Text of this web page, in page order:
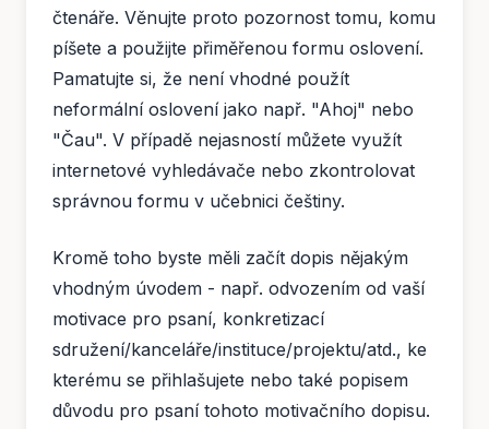
čtenáře. Věnujte proto pozornost tomu, komu
píšete a použijte přiměřenou formu oslovení.
Pamatujte si, že není vhodné použít
neformální oslovení jako např. "Ahoj" nebo
"Čau". V případě nejasností můžete využít
internetové vyhledávače nebo zkontrolovat
správnou formu v učebnici češtiny.
Kromě toho byste měli začít dopis nějakým
vhodným úvodem - např. odvozením od vaší
motivace pro psaní, konkretizací
sdružení/kanceláře/instituce/projektu/atd., ke
kterému se přihlašujete nebo také popisem
důvodu pro psaní tohoto motivačního dopisu.